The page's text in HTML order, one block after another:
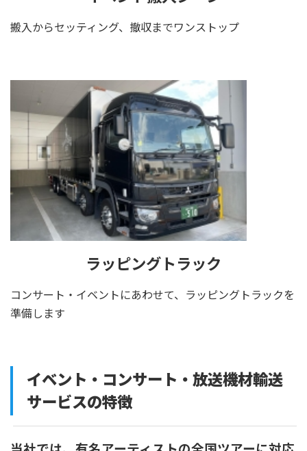
搬入からセッティング、撤収までワンストップ
ラッピングトラック
コンサート・イベントにあわせて、ラッピングトラックを
準備します
イベント・コンサート・放送機材輸送
サービスの特徴